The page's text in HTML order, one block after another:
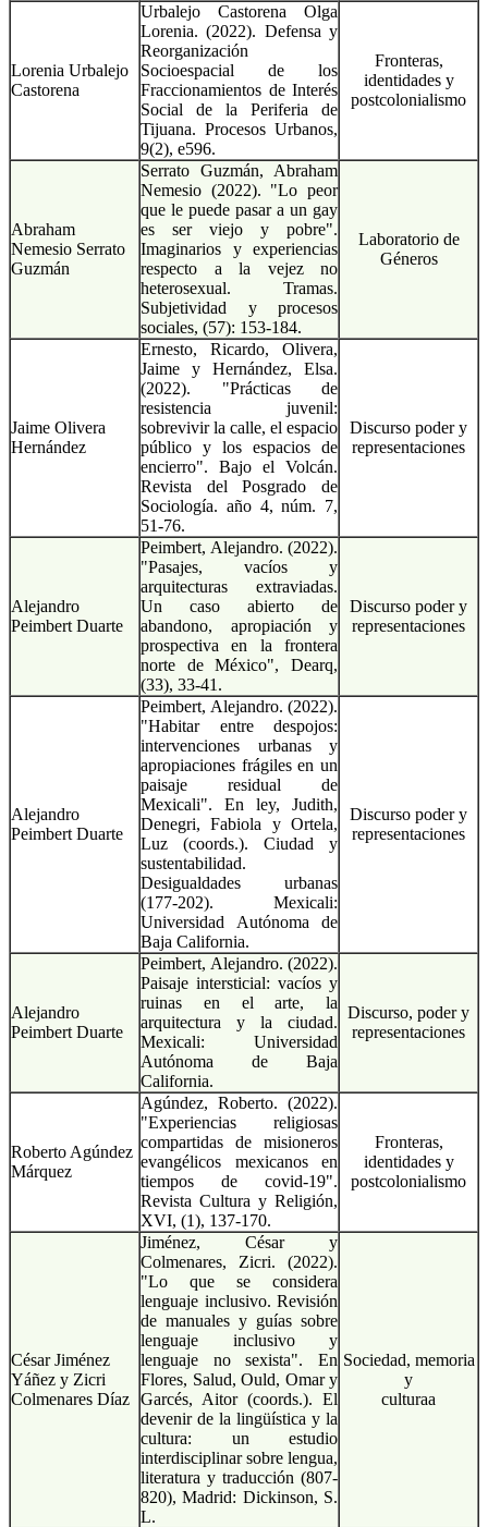
Lorenia Urbalejo
Castorena
Urbalejo Castorena Olga
Lorenia. (2022). Defensa y
Reorganización
Socioespacial de los
Fraccionamientos de Interés
Social de la Periferia de
Tijuana. Procesos Urbanos,
9(2), e596.
Fronteras,
identidades y
postcolonialismo
Abraham
Nemesio Serrato
Guzmán
Serrato Guzmán, Abraham
Nemesio (2022). "Lo peor
que le puede pasar a un gay
es ser viejo y pobre".
Imaginarios y experiencias
respecto a la vejez no
heterosexual. Tramas.
Subjetividad y procesos
sociales, (57): 153-184.
Laboratorio de
Géneros
Jaime Olivera
Hernández
Ernesto, Ricardo, Olivera,
Jaime y Hernández, Elsa.
(2022). "Prácticas de
resistencia juvenil:
sobrevivir la calle, el espacio
público y los espacios de
encierro". Bajo el Volcán.
Revista del Posgrado de
Sociología. año 4, núm. 7,
51-76.
Discurso poder y
representaciones
Alejandro
Peimbert Duarte
Peimbert, Alejandro. (2022).
"Pasajes, vacíos y
arquitecturas extraviadas.
Un caso abierto de
abandono, apropiación y
prospectiva en la frontera
norte de México", Dearq,
(33), 33-41.
Discurso poder y
representaciones
Alejandro
Peimbert Duarte
Peimbert, Alejandro. (2022).
"Habitar entre despojos:
intervenciones urbanas y
apropiaciones frágiles en un
paisaje residual de
Mexicali". En ley, Judith,
Denegri, Fabiola y Ortela,
Luz (coords.). Ciudad y
sustentabilidad.
Desigualdades urbanas
(177-202). Mexicali:
Universidad Autónoma de
Baja California.
Discurso poder y
representaciones
Alejandro
Peimbert Duarte
Peimbert, Alejandro. (2022).
Paisaje intersticial: vacíos y
ruinas en el arte, la
arquitectura y la ciudad.
Mexicali: Universidad
Autónoma de Baja
California.
Discurso, poder y
representaciones
Roberto Agúndez
Márquez
Agúndez, Roberto. (2022).
"Experiencias religiosas
compartidas de misioneros
evangélicos mexicanos en
tiempos de covid-19".
Revista Cultura y Religión,
XVI, (1), 137-170.
Fronteras,
identidades y
postcolonialismo
César Jiménez
Yáñez y Zicri
Colmenares Díaz
Jiménez, César y
Colmenares, Zicri. (2022).
"Lo que se considera
lenguaje inclusivo. Revisión
de manuales y guías sobre
lenguaje inclusivo y
lenguaje no sexista". En
Flores, Salud, Ould, Omar y
Garcés, Aitor (coords.). El
devenir de la lingüística y la
cultura: un estudio
interdisciplinar sobre lengua,
literatura y traducción (807-
820), Madrid: Dickinson, S.
L.
Sociedad, memoria
y
culturaa